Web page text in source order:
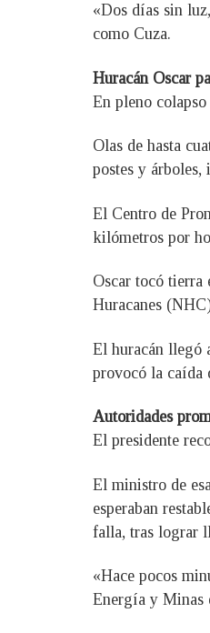
«Dos días sin
como Cuza.
Huracán Oscar
En pleno
Olas de hasta
postes y
El Centro de
kilómetros por
Oscar tocó tierra
Huracanes
El huracán llegó
provocó la caída
Autoridades
El presidente
El ministro de
esperaban
falla, tras lograr
«Hace pocos
Energía y Minas